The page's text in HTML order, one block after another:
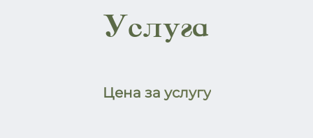
Услуга
Цена за услугу